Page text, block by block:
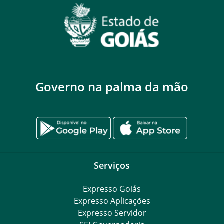
Governo na palma da mão
Serviços
Expresso Goiás
Expresso Aplicações
Expresso Servidor